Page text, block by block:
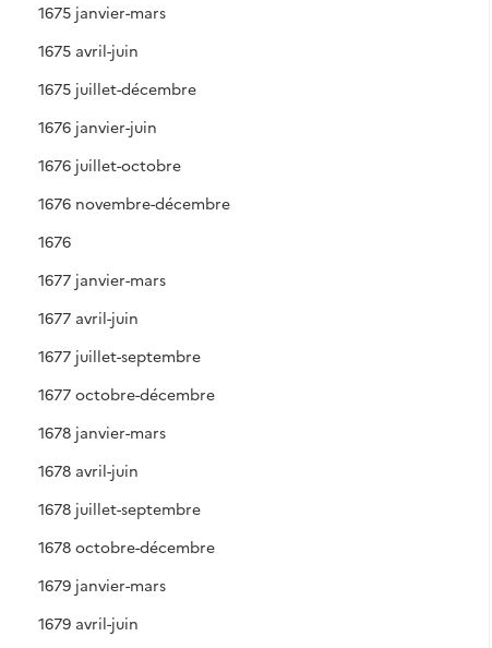
1675 janvier-mars
1675 avril-juin
1675 juillet-décembre
1676 janvier-juin
1676 juillet-octobre
1676 novembre-décembre
1676
1677 janvier-mars
1677 avril-juin
1677 juillet-septembre
1677 octobre-décembre
1678 janvier-mars
1678 avril-juin
1678 juillet-septembre
1678 octobre-décembre
1679 janvier-mars
1679 avril-juin